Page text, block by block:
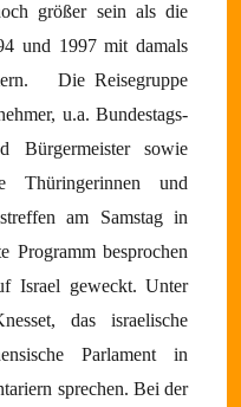
größer sein als die
und 1997 mit damals
Die Reisegruppe
u.a. Bundestags-
Bürgermeister sowie
Thüringerinnen und
am Samstag in
Programm besprochen
Israel geweckt. Unter
das israelische
Parlament in
sprechen. Bei der